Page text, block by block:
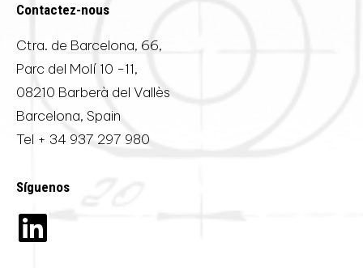
Contactez-nous
Ctra. de Barcelona, 66,
Parc del Molí 10 -11,
08210 Barberà del Vallès
Barcelona, Spain
Tel + 34 937 297 980
Síguenos